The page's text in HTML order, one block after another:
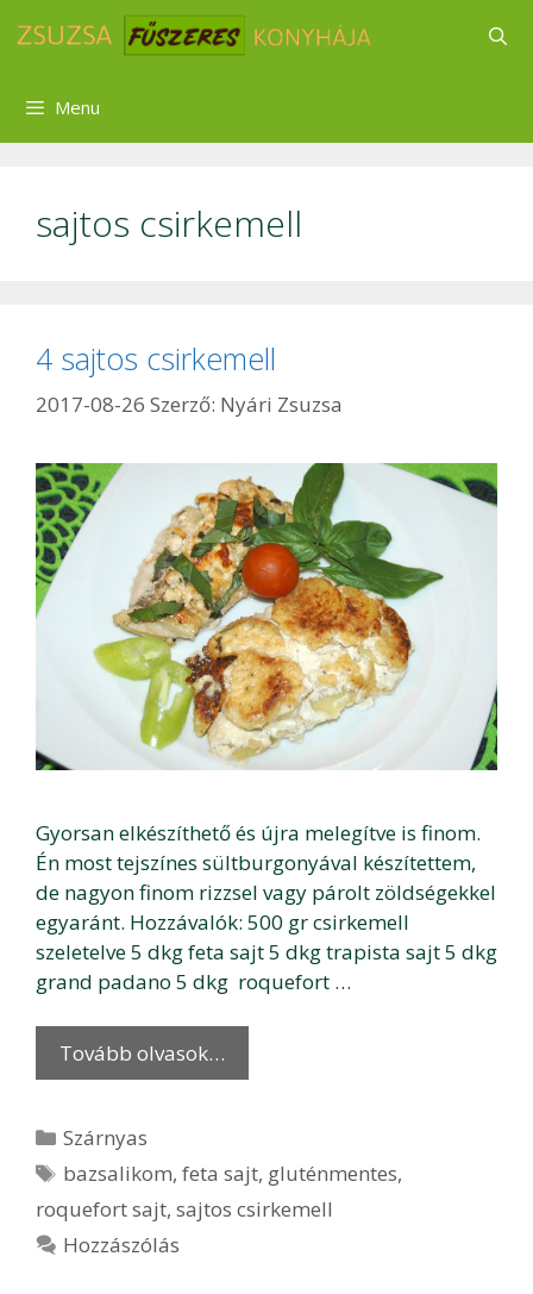
Menu
sajtos csirkemell
4 sajtos csirkemell
2017-08-26 Szerző: Nyári Zsuzsa
Gyorsan elkészíthető és újra melegítve is finom.
Én most tejszínes sültburgonyával készítettem,
de nagyon finom rizzsel vagy párolt zöldségekkel
egyaránt. Hozzávalók: 500 gr csirkemell
szeletelve 5 dkg feta sajt 5 dkg trapista sajt 5 dkg
grand padano 5 dkg roquefort …
Tovább olvasok…
Kategória
Szárnyas
Címkék
bazsalikom,feta sajt, gluténmentes,
roquefort sajt, sajtos csirkemell
Hozzászólás